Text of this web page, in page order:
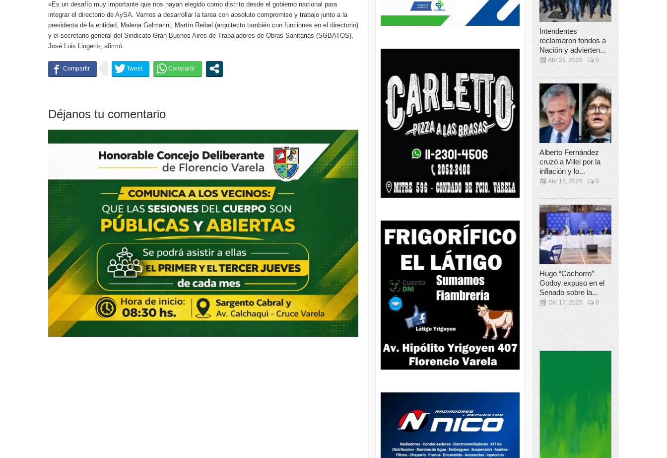
«Es un desafío muy importante que nos hayan elegido como distrito desde el gobierno nacional para
integrar el directorio de AySA. Vamos a desarrollar la tarea con absoluto compromiso y trabajo junto a la
presidenta de la entidad, Malena Galmarini; Martín Reibel (arquitecto también con funciones en el directorio)
y el secretario general del Sindicato Gran Buenos Aires de Trabajadores de Obras Sanitarias (SGBATOS),
José Luis Lingeri», afirmó.
Déjanos tu comentario
Intendentes
reclamaron fondos a
Nación y advierten...
Abr 29, 2026 0
Alberto Fernández
cruzó a Milei por la
inflación y lo...
Abr 15, 2026 0
Hugo “Cachorro”
Godoy expuso en el
Senado sobre la...
Dic 17, 2025 0